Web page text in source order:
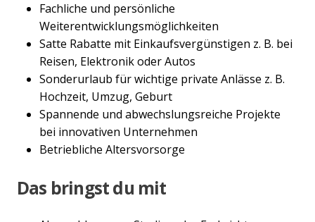
Fachliche und persönliche
Weiterentwicklungsmöglichkeiten
Satte Rabatte mit Einkaufsvergünstigen z. B. bei
Reisen, Elektronik oder Autos
Sonderurlaub für wichtige private Anlässe z. B.
Hochzeit, Umzug, Geburt
Spannende und abwechslungsreiche Projekte
bei innovativen Unternehmen
Betriebliche Altersvorsorge
Das bringst du mit